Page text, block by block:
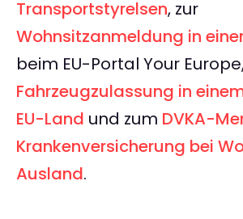
Transportstyrelsen, zur
Wohnsitzanmeldung in
beim EU-Portal Your
Fahrzeugzulassung in
EU-Land und zum DVKA-
Krankenversicherung bei
Ausland.